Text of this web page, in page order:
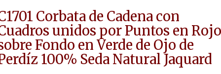
Corbata de Cadena con
unidos por Puntos en Rojo
Fondo en Verde de Ojo de
100% Seda Natural Jaquard